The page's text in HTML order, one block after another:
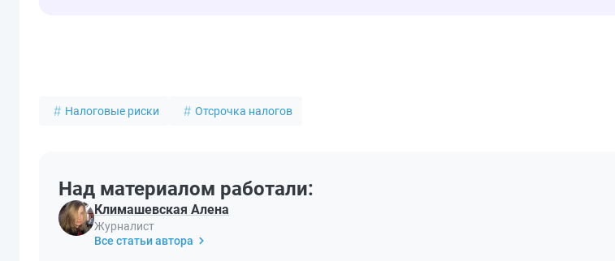
Налоговые риски Отсрочка налогов
Над материалом работали:
Климашевская Алена
Журналист
Все статьи автора